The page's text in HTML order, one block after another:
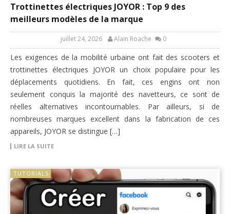
Trottinettes électriques JOYOR : Top 9 des
meilleurs modèles de la marque
juillet 24, 2026 Alain Roache 0
Les exigences de la mobilité urbaine ont fait des scooters et
trottinettes électriques JOYOR un choix populaire pour les
déplacements quotidiens. En fait, ces engins ont non
seulement conquis la majorité des navetteurs, ce sont de
réelles alternatives incontournables. Par ailleurs, si de
nombreuses marques excellent dans la fabrication de ces
appareils, JOYOR se distingue […]
LIRE LA SUITE
TUTORIALS